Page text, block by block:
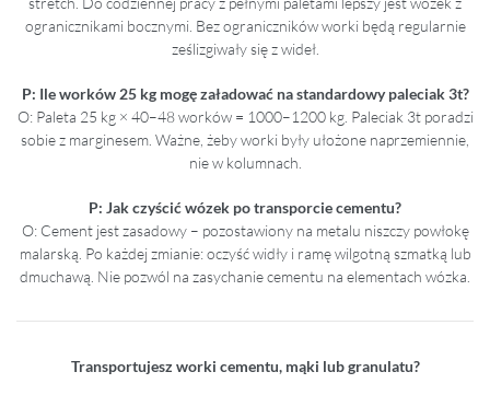
ogranicznikami bocznymi. Bez ograniczników worki będą regularnie
ześlizgiwały się z wideł.
P: Ile worków 25 kg mogę załadować na standardowy paleciak 3t?
O: Paleta 25 kg × 40–48 worków = 1000–1200 kg. Paleciak 3t poradzi
sobie z marginesem. Ważne, żeby worki były ułożone naprzemiennie,
nie w kolumnach.
P: Jak czyścić wózek po transporcie cementu?
O: Cement jest zasadowy – pozostawiony na metalu niszczy powłokę
malarską. Po każdej zmianie: oczyść widły i ramę wilgotną szmatką lub
dmuchawą. Nie pozwól na zasychanie cementu na elementach wózka.
Transportujesz worki cementu, mąki lub granulatu?